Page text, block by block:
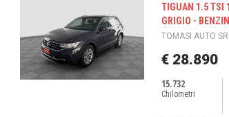
TIGUAN 1.5 TSI
GRIGIO -
TOMASI AUTO
€ 28.890
15.732
Chilometri